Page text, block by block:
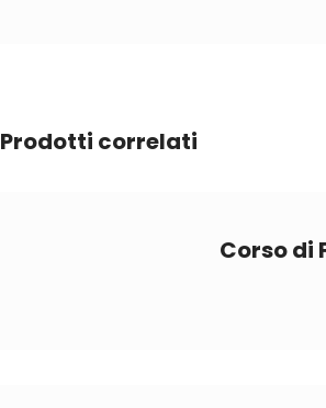
Prodotti correlati
Corso di